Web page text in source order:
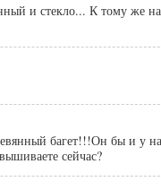
и стекло... К тому же
багет!!!Он бы и у
сейчас?